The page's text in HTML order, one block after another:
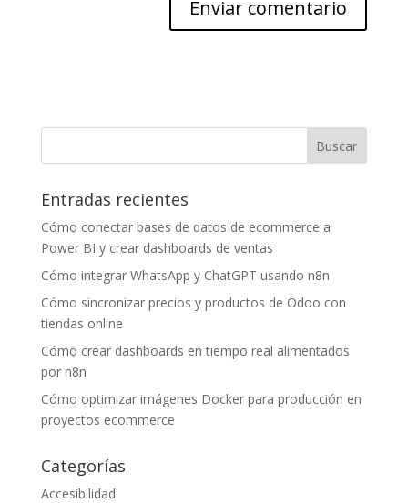
Entradas recientes
Cómo conectar bases de datos de ecommerce a
Power BI y crear dashboards de ventas
Cómo integrar WhatsApp y ChatGPT usando n8n
Cómo sincronizar precios y productos de Odoo con
tiendas online
Cómo crear dashboards en tiempo real alimentados
por n8n
Cómo optimizar imágenes Docker para producción en
proyectos ecommerce
Categorías
Accesibilidad